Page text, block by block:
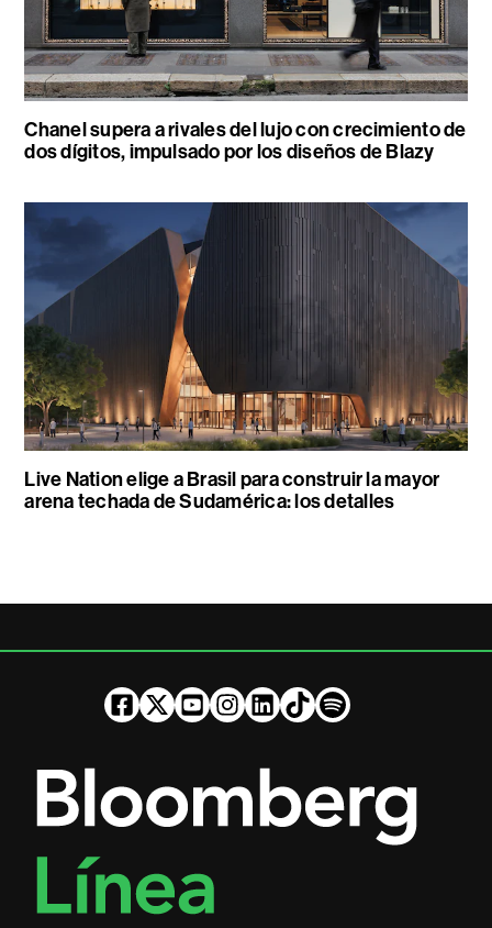
Chanel supera a rivales del lujo con crecimiento de
dos dígitos, impulsado por los diseños de Blazy
Live Nation elige a Brasil para construir la mayor
arena techada de Sudamérica: los detalles